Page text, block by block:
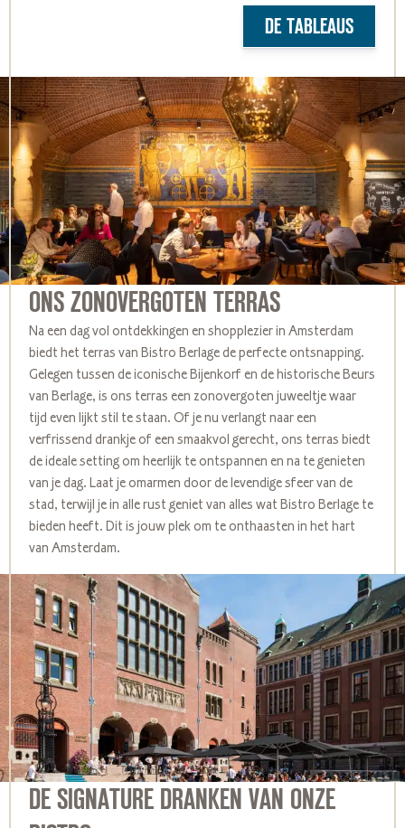
DE TABLEAUS
ONS ZONOVERGOTEN TERRAS
Na een dag vol ontdekkingen en shopplezier in Amsterdam
biedt het terras van Bistro Berlage de perfecte ontsnapping.
Gelegen tussen de iconische Bijenkorf en de historische Beurs
van Berlage, is ons terras een zonovergoten juweeltje waar
tijd even lijkt stil te staan. Of je nu verlangt naar een
verfrissend drankje of een smaakvol gerecht, ons terras biedt
de ideale setting om heerlijk te ontspannen en na te genieten
van je dag. Laat je omarmen door de levendige sfeer van de
stad, terwijl je in alle rust geniet van alles wat Bistro Berlage te
bieden heeft. Dit is jouw plek om te onthaasten in het hart
van Amsterdam.
DE SIGNATURE DRANKEN VAN ONZE